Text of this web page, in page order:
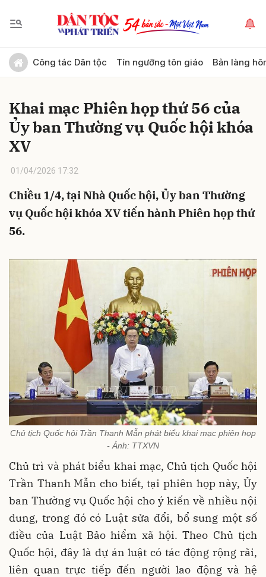
Công tác Dân tộc Tín ngưỡng tôn giáo Bản làng
Khai mạc Phiên họp thứ 56 của
Ủy ban Thường vụ Quốc hội khóa
XV
01/04/2026 17:32
Chiều 1/4, tại Nhà Quốc hội, Ủy ban Thường
vụ Quốc hội khóa XV tiến hành Phiên họp thứ
56.
Chủ tịch Quốc hội Trần Thanh Mẫn phát biểu khai mạc phiên họp
- Ảnh: TTXVN
Chủ trì và phát biểu khai mạc, Chủ tịch Quốc hội
Trần Thanh Mẫn cho biết, tại phiên họp này, Ủy
ban Thường vụ Quốc hội cho ý kiến về nhiều nội
dung, trong đó có Luật sửa đổi, bổ sung một số
điều của Luật Bảo hiểm xã hội. Theo Chủ tịch
Quốc hội, đây là dự án luật có tác động rộng rãi,
liên quan trực tiếp đến người lao động và hệ
Gửi bình luận